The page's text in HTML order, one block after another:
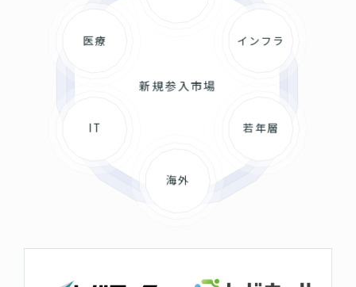
新規参入市場
インフラ
若年層
海外
IT
医療